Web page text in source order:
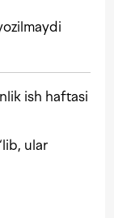
ish haftasi
ular